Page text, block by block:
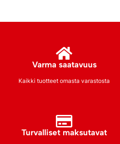
Varma saatavuus
Kaikki tuotteet omasta varastosta
Turvalliset maksutavat